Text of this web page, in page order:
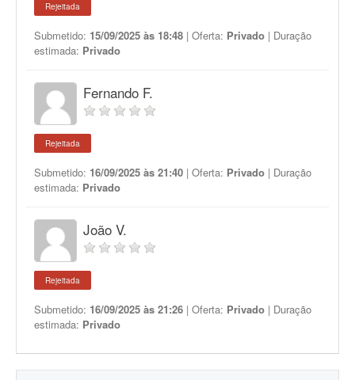
Rejeitada
Submetido: 15/09/2025 às 18:48 | Oferta: Privado | Duração
estimada: Privado
Fernando F.
Rejeitada
Submetido: 16/09/2025 às 21:40 | Oferta: Privado | Duração
estimada: Privado
João V.
Rejeitada
Submetido: 16/09/2025 às 21:26 | Oferta: Privado | Duração
estimada: Privado